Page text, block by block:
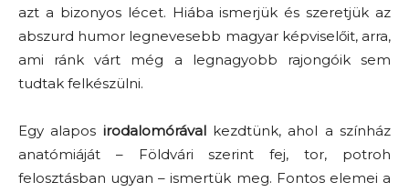
azt a bizonyos lécet. Hiába ismerjük és szeretjük az
abszurd humor legnevesebb magyar képviselőit, arra,
ami ránk várt még a legnagyobb rajongóik sem
tudtak felkészülni.
Egy alapos irodalomórávalkezdtünk, ahol a színház
anatómiáját – Földvári szerint fej, tor, potroh
felosztásban ugyan – ismertük meg. Fontos elemei a